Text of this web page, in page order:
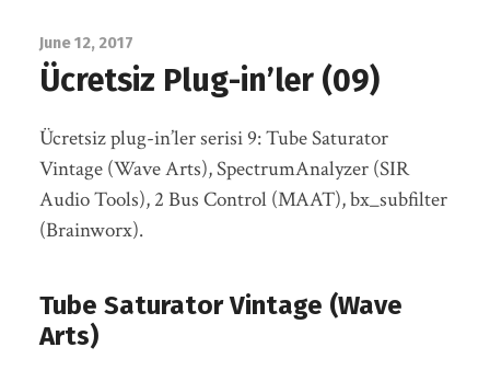
June 12, 2017
Ücretsiz Plug-in’ler (09)
Ücretsiz plug-in’ler serisi 9: Tube Saturator
Vintage (Wave Arts), SpectrumAnalyzer (SIR
Audio Tools), 2 Bus Control (MAAT), bx_subfilter
(Brainworx).
Tube Saturator Vintage (Wave
Arts)